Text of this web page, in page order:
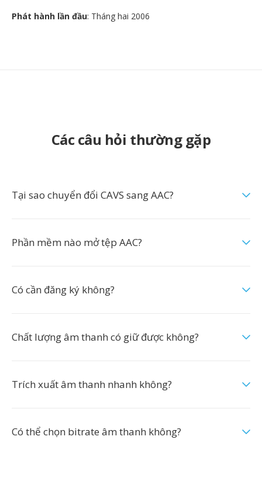
Phát hành lần đầu: Tháng hai 2006
Các câu hỏi thường gặp
Tại sao chuyển đổi CAVS sang AAC?
Phần mềm nào mở tệp AAC?
Có cần đăng ký không?
Chất lượng âm thanh có giữ được không?
Trích xuất âm thanh nhanh không?
Có thể chọn bitrate âm thanh không?